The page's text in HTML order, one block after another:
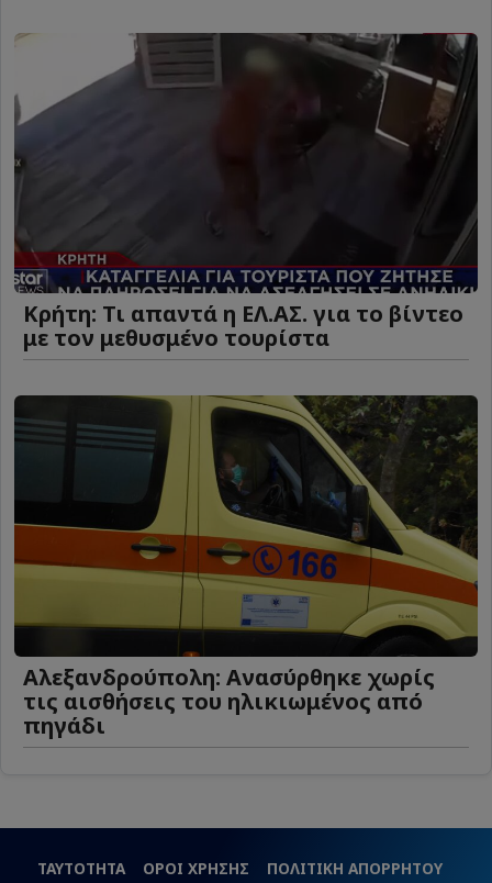
Κρήτη: Τι απαντά η ΕΛ.ΑΣ. για το βίντεο
με τον μεθυσμένο τουρίστα
Αλεξανδρούπολη: Ανασύρθηκε χωρίς
τις αισθήσεις του ηλικιωμένος από
πηγάδι
ΤΑΥΤΟΤΗΤΑ ΟΡΟΙ ΧΡΗΣΗΣ ΠΟΛΙΤΙΚΗ ΑΠΟΡΡΗΤΟΥ